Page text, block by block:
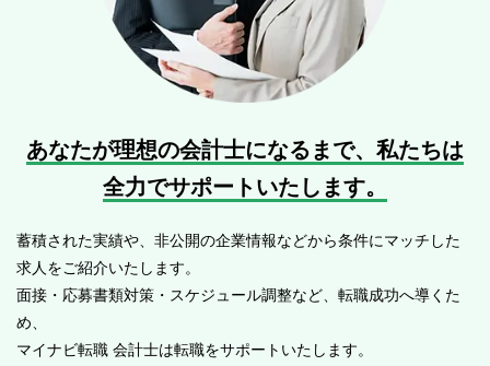
あなたが理想の会計士になるまで、 私たちは
全力でサポートいたします。
蓄積された実績や、非公開の企業情報などから条件にマッチした
求人をご紹介いたします。
面接・応募書類対策・スケジュール調整など、転職成功へ導くた
め、
マイナビ転職 会計士は転職をサポートいたします。